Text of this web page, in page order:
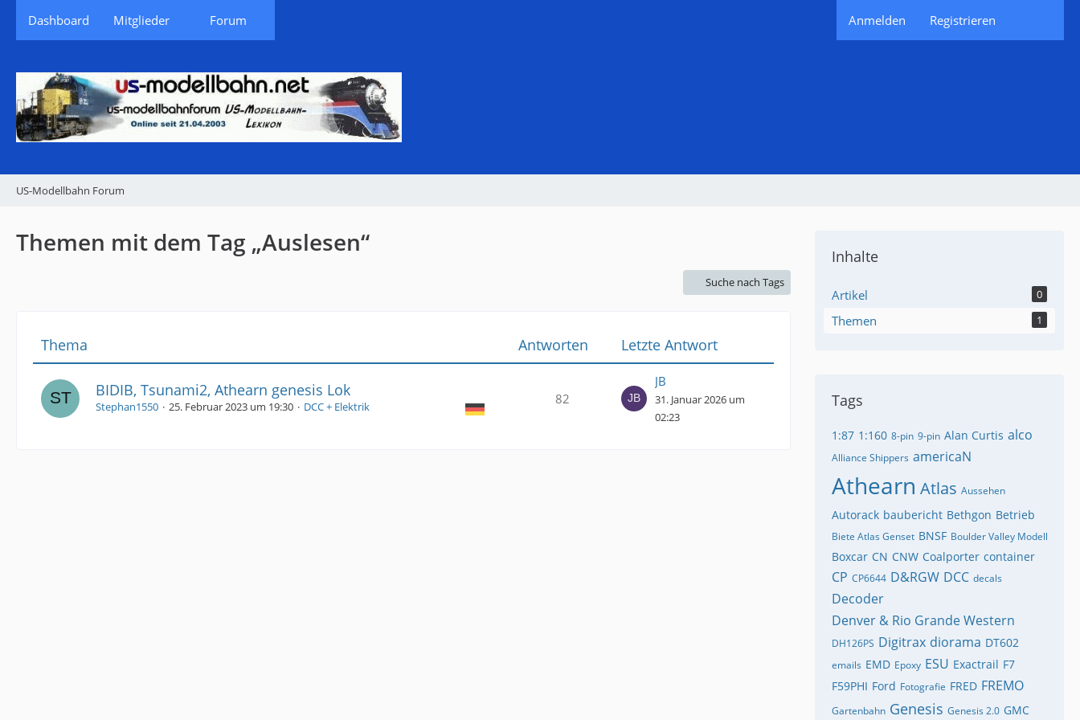
Dashboard Mitglieder Forum Anmelden Registrieren
US-Modellbahn Forum
Themen mit dem Tag „Auslesen“
Suche nach Tags
Thema Antworten Letzte Antwort
BIDIB, Tsunami2, Athearn genesis Lok
Stephan1550 25. Februar 2023 um 19:30 DCC + Elektrik 82
JB
31. Januar 2026 um
02:23
Inhalte
Artikel 0
Themen 1
Tags
1:87 1:160 8-pin 9-pin Alan Curtis alco
Alliance Shippers americaN
Athearn Atlas Aussehen
Autorack baubericht Bethgon Betrieb
Biete Atlas Genset BNSF Boulder Valley Modell
Boxcar CN CNW Coalporter container
CP CP6644 D&RGW DCC decals
Decoder
Denver & Rio Grande Western
DH126PS Digitrax diorama DT602
emails EMD Epoxy ESU Exactrail F7
F59PHI Ford Fotografie FRED FREMO
Gartenbahn Genesis Genesis 2.0 GMC